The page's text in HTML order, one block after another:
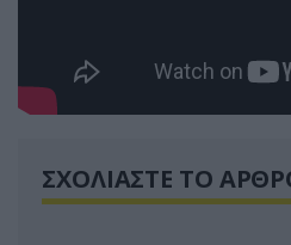
ΣΧΟΛΙΑΣΤΕ ΤΟ